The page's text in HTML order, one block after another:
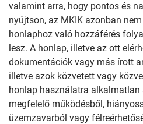
valamint arra, hogy pontos és
nyújtson, az MKIK azonban
honlaphoz való hozzáférés
lesz. A honlap, illetve az ott
dokumentációk vagy más írott
illetve azok közvetett vagy
honlap használatra alkalmatlan
megfelelő működésből,
üzemzavarból vagy